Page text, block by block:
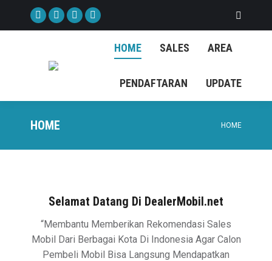
Facebook
window
X
in
window
Instagram
window
YouTube
opens
window
Search:
HOME SALES AREA
PENDAFTARAN UPDATE
HOME
You are
HOME
Selamat Datang Di DealerMobil.net
“Membantu Memberikan Rekomendasi Sales
Mobil Dari Berbagai Kota Di Indonesia Agar Calon
Pembeli Mobil Bisa Langsung Mendapatkan